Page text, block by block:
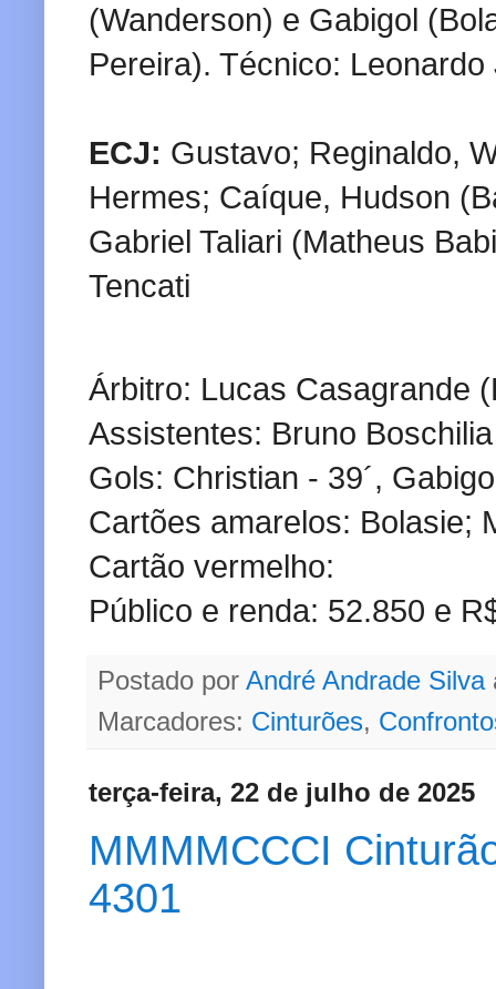
(Wanderson) e Gabigol
Pereira). Técnico: Leonardo
ECJ: Gustavo; Reginaldo,
Hermes; Caíque, Hudson
Gabriel Taliari (Matheus
Tencati
Árbitro: Lucas Casagrande
Assistentes: Bruno
Gols: Christian - 39´,
Cartões amarelos: Bolasie;
Cartão vermelho:
Público e renda: 52.850 e
Postado por André Andrade Silva
Marcadores: Cinturões,
terça-feira, 22 de julho de 2025
MMMMCCCI
4301